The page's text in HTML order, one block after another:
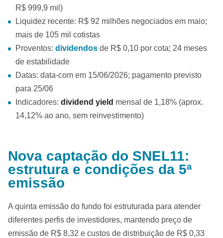
R$ 999,9 mil)
Liquidez recente: R$ 92 milhões negociados em maio;
mais de 105 mil cotistas
Proventos: dividendos de R$ 0,10 por cota; 24 meses
de estabilidade
Datas: data-com em 15/06/2026; pagamento previsto
para 25/06
Indicadores: dividend yield mensal de 1,18% (aprox.
14,12% ao ano, sem reinvestimento)
Nova captação do SNEL11:
estrutura e condições da 5ª
emissão
A quinta emissão do fundo foi estruturada para atender
diferentes perfis de investidores, mantendo preço de
emissão de R$ 8,32 e custos de distribuição de R$ 0,33